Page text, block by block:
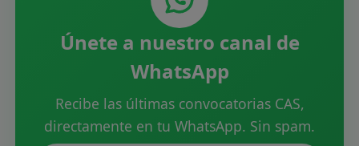
Únete a nuestro canal de
WhatsApp
Recibe las últimas convocatorias CAS,
directamente en tu WhatsApp. Sin spam.